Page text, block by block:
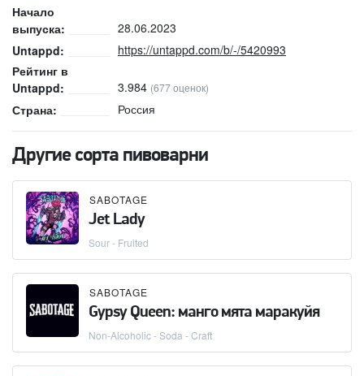
Начало
выпуска:
28.06.2023
Untappd:
https://untappd.com/b/-/5420993
Рейтинг в
Untappd:
3.984 (677 оценок)
Страна: Россия
Другие сорта пивоварни
SABOTAGE
Jet Lady
Sour - Fruited
SABOTAGE
Gypsy Queen: манго мята маракуйя
Non-Alcoholic - Soda - Craft